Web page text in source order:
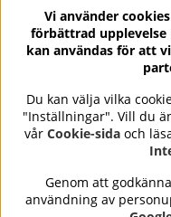
I vårt nyhetsbrev får
erbjudanden.
Se våra
Nails Body and Beauty
Vi använder
förbättrad upplevelse
kan användas för att
Du kan välja vilka
"Inställningar". Vill du
vår Cookie-sida och
Genom att
användning av